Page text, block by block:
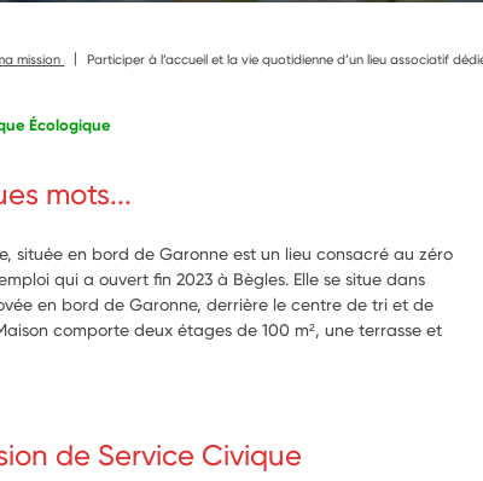
mission Participer à l’accueil et la vie quotidienne d’un lieu associatif
Écologique
mots...
située en bord de Garonne est un lieu consacré au zéro
qui a ouvert fin 2023 à Bègles. Elle se situe dans
en bord de Garonne, derrière le centre de tri et de
comporte deux étages de 100 m², une terrasse et
de Service Civique